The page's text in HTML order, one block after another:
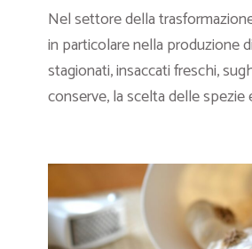
Nel settore della
in particolare nella produzione
stagionati, insaccati freschi,
conserve, la scelta delle spezie